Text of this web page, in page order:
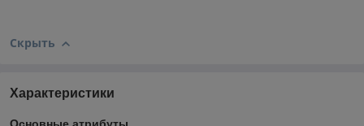
Скрыть
Характеристики
Основные атрибуты